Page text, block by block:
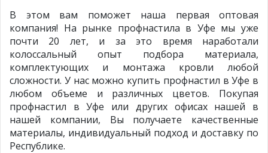
В этом вам поможет наша первая оптовая
компания! На рынке профнастила в Уфе мы уже
почти 20 лет, и за это время наработали
колоссальный опыт подбора материала,
комплектующих и монтажа кровли любой
сложности. У нас можно купить профнастил в Уфе в
любом объеме и различных цветов. Покупая
профнастил в Уфе или других офисах нашей в
нашей компании, Вы получаете качественные
материалы, индивидуальный подход и доставку по
Республике.